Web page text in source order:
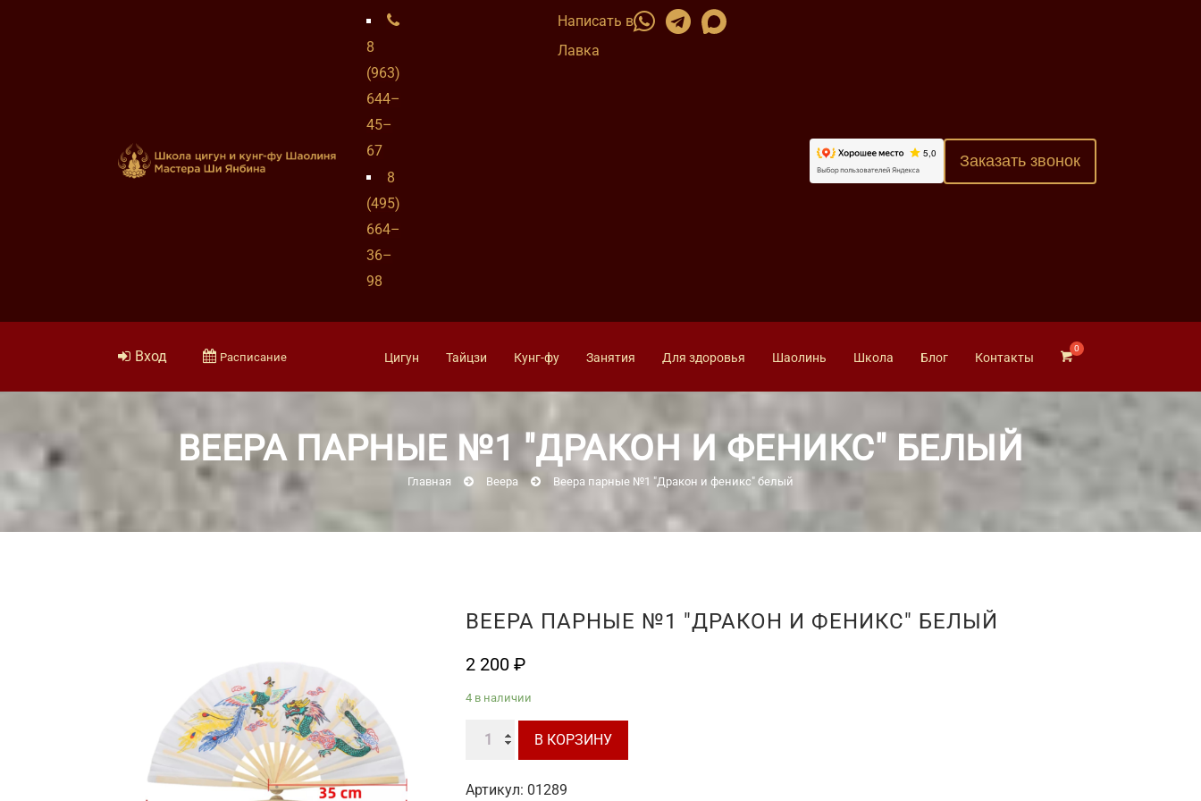
8
(963)
644–
45–
67
8
(495)
664–
36–
98
Написать в
Лавка
Заказать звонок
Вход Расписание Цигун Тайцзи Кунг-фу Занятия Для здоровья Шаолинь Школа Блог Контакты
ВЕЕРА ПАРНЫЕ №1 "ДРАКОН И ФЕНИКС" БЕЛЫЙ
Главная Веера Веера парные №1 "Дракон и феникс" белый
ВЕЕРА ПАРНЫЕ №1 "ДРАКОН И ФЕНИКС" БЕЛЫЙ
2 200 ₽
4 в наличии
Количество
Веера
В КОРЗИНУ
Артикул: 01289